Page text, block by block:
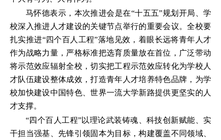
马怀德表示，本次推进会是在“十五五”规划开局、学
校深入推进人才建设的关键节点举行的重要会议。全校要
扎实推进“四个百人工程”落地见效，着眼长远将青年人才
作为战略力量，严格标准把选育质量放在首位，广泛带动
将示范效应辐射全校，切实把工程示范效应转化为学校人
才队伍建设整体成效，打造青年人才培养特色品牌，为学
校加快建设中国特色、世界一流大学新路提供更坚实的人
才支撑。
“四个百人工程”以理论武装铸魂、科技创新赋能、实
干担当强基、先锋引领固本为目标，构建覆盖不同领域、